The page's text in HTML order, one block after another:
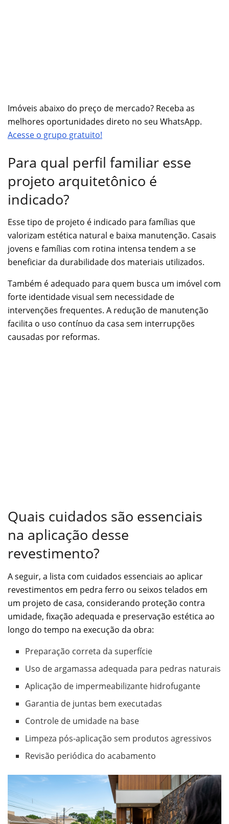
Imóveis abaixo do preço de mercado? Receba as
melhores oportunidades direto no seu WhatsApp.
Acesse o grupo gratuito!
Para qual perfil familiar esse
projeto arquitetônico é
indicado?
Esse tipo de projeto é indicado para famílias que
valorizam estética natural e baixa manutenção. Casais
jovens e famílias com rotina intensa tendem a se
beneficiar da durabilidade dos materiais utilizados.
Também é adequado para quem busca um imóvel com
forte identidade visual sem necessidade de
intervenções frequentes. A redução de manutenção
facilita o uso contínuo da casa sem interrupções
causadas por reformas.
Quais cuidados são essenciais
na aplicação desse
revestimento?
A seguir, a lista com cuidados essenciais ao aplicar
revestimentos em pedra ferro ou seixos telados em
um projeto de casa, considerando proteção contra
umidade, fixação adequada e preservação estética ao
longo do tempo na execução da obra:
Preparação correta da superfície
Uso de argamassa adequada para pedras naturais
Aplicação de impermeabilizante hidrofugante
Garantia de juntas bem executadas
Controle de umidade na base
Limpeza pós-aplicação sem produtos agressivos
Revisão periódica do acabamento